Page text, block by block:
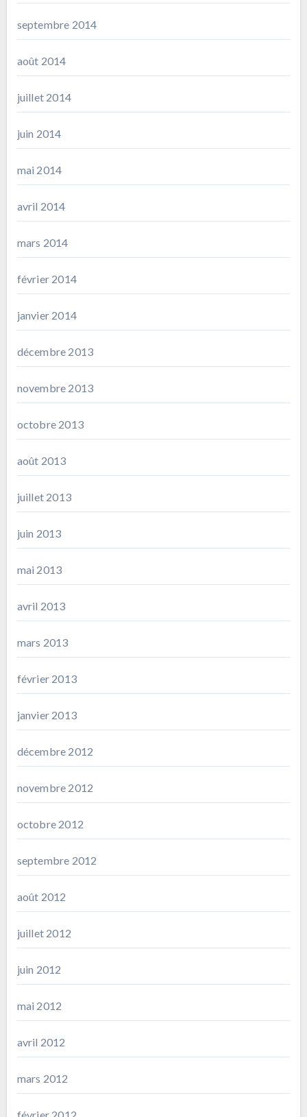
septembre 2014
août 2014
juillet 2014
juin 2014
mai 2014
avril 2014
mars 2014
février 2014
janvier 2014
décembre 2013
novembre 2013
octobre 2013
août 2013
juillet 2013
juin 2013
mai 2013
avril 2013
mars 2013
février 2013
janvier 2013
décembre 2012
novembre 2012
octobre 2012
septembre 2012
août 2012
juillet 2012
juin 2012
mai 2012
avril 2012
mars 2012
février 2012